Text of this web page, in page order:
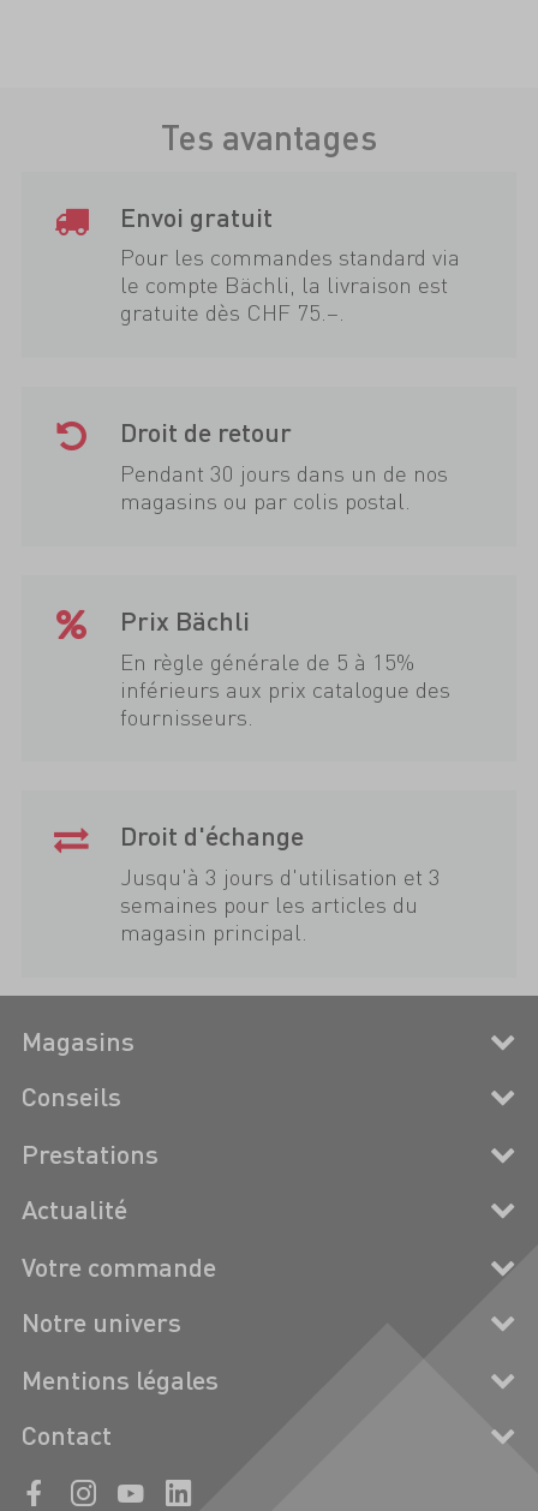
Tes avantages
Envoi gratuit
Pour les commandes standard via
le compte Bächli, la livraison est
gratuite dès CHF 75.–.
Droit de retour
Pendant 30 jours dans un de nos
magasins ou par colis postal.
Prix Bächli
En règle générale de 5 à 15%
inférieurs aux prix catalogue des
fournisseurs.
Droit d'échange
Jusqu'à 3 jours d'utilisation et 3
semaines pour les articles du
magasin principal.
Magasins
Conseils
Prestations
Actualité
Votre commande
Notre univers
Mentions légales
Contact